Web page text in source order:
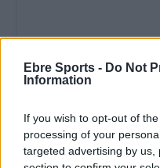
Ebre Sports - Do Not
Information
If you wish to opt-out of
processing of your
targeted advertising by